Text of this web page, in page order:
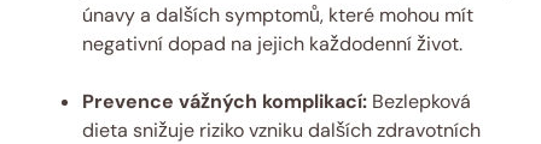
únavy a dalších symptomů, které mohou mít
negativní dopad na jejich každodenní život.
Prevence vážných komplikací: Bezlepková
dieta snižuje riziko vzniku dalších zdravotních